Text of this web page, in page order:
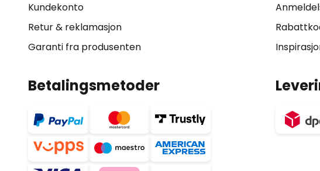
Kundekonto
Retur & reklamasjon
Garanti fra produsenten
Betalingsmetoder